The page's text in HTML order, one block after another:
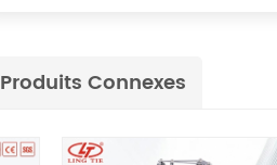
Produits Connexes